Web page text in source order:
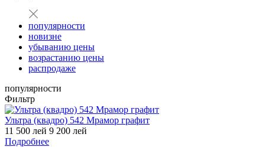
популярности
новизне
убыванию цены
возрастанию цены
распродаже
популярности
Фильтр
Ультра (квадро) 542 Мрамор графит
11 500 лей 9 200 лей
Подробнее